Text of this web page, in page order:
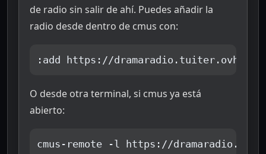
de radio sin salir de ahí. Puedes añadir la
radio desde dentro de cmus con:
:add https://dramaradio.tuiter.ovh/
O desde otra terminal, si cmus ya está
abierto:
cmus-remote -l https://